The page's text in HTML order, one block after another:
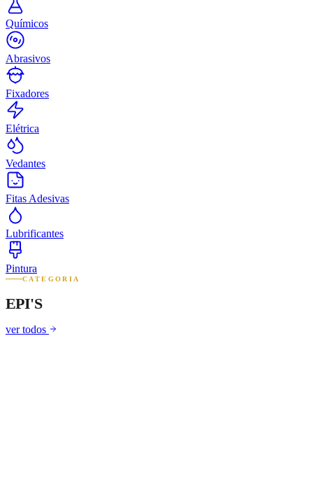
Químicos
Abrasivos
Fixadores
Elétrica
Vedantes
Fitas Adesivas
Lubrificantes
Pintura
CATEGORIA
EPI'S
ver todos